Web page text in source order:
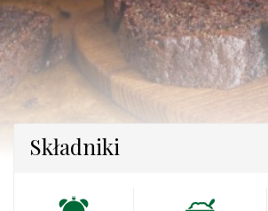
Składniki